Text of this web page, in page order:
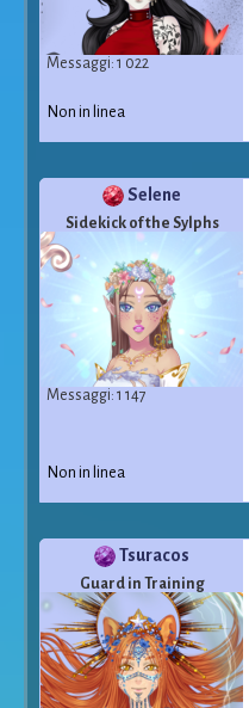
Messaggi: 1 022
Non in linea
Selene
Sidekick of the Sylphs
Messaggi: 1 147
Non in linea
Tsuracos
Guard in Training